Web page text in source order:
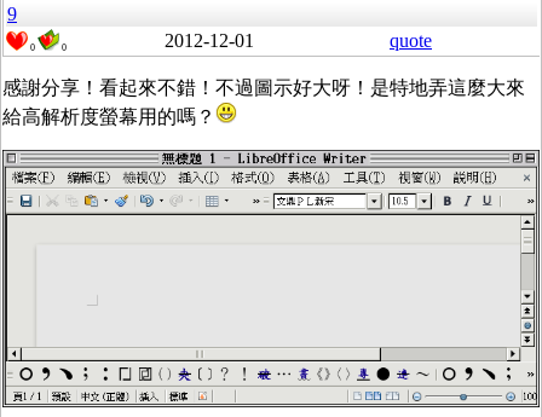
9
0 0 2012-12-01 quote
感謝分享！看起來不錯！不過圖示好大呀！是特地弄這麼大來
給高解析度螢幕用的嗎？